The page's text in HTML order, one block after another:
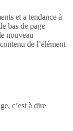
et a tendance à
bas de page
nouveau
de l’élément
c’est à dire